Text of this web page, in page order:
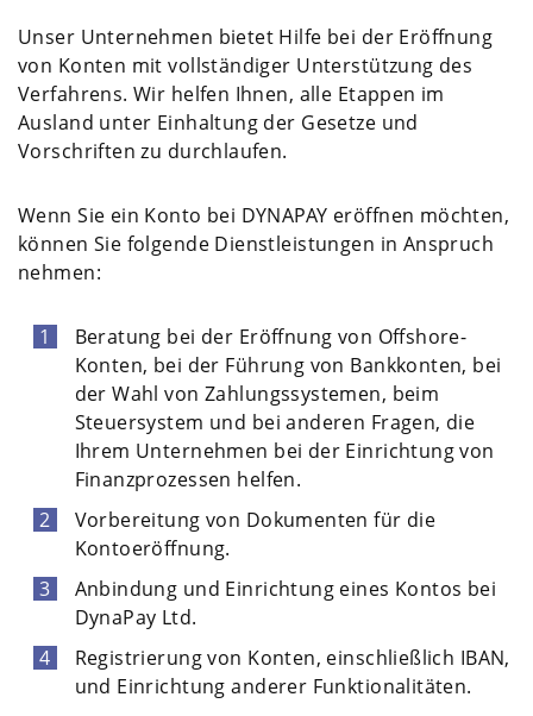
Unser Unternehmen bietet Hilfe bei der Eröffnung
von Konten mit vollständiger Unterstützung des
Verfahrens. Wir helfen Ihnen, alle Etappen im
Ausland unter Einhaltung der Gesetze und
Vorschriften zu durchlaufen.
Wenn Sie ein Konto bei DYNAPAY eröffnen möchten,
können Sie folgende Dienstleistungen in Anspruch
nehmen:
Beratung bei der Eröffnung von Offshore-
Konten, bei der Führung von Bankkonten, bei
der Wahl von Zahlungssystemen, beim
Steuersystem und bei anderen Fragen, die
Ihrem Unternehmen bei der Einrichtung von
Finanzprozessen helfen.
Vorbereitung von Dokumenten für die
Kontoeröffnung.
Anbindung und Einrichtung eines Kontos bei
DynaPay Ltd.
Registrierung von Konten, einschließlich IBAN,
und Einrichtung anderer Funktionalitäten.